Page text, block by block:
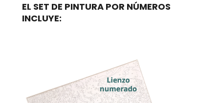
EL SET DE PINTURA POR NÚMEROS
INCLUYE: